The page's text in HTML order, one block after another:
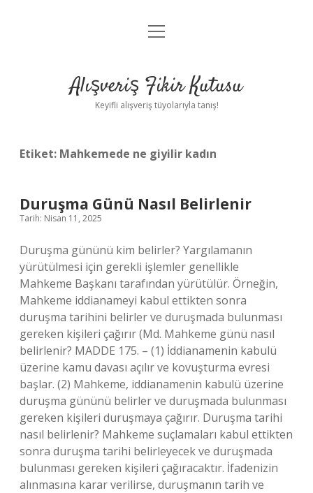
Anasayfa
Yasal Uyarı
menüyü
Alışveriş Fikir Kutusu
Keyifli alışveriş tüyolarıyla tanış!
Etiket: Mahkemede ne giyilir kadın
Duruşma Günü Nasıl Belirlenir
Tarih: Nisan 11, 2025
Duruşma gününü kim belirler? Yargılamanın
yürütülmesi için gerekli işlemler genellikle
Mahkeme Başkanı tarafından yürütülür. Örneğin,
Mahkeme iddianameyi kabul ettikten sonra
duruşma tarihini belirler ve duruşmada bulunması
gereken kişileri çağırır (Md. Mahkeme günü nasıl
belirlenir? MADDE 175. – (1) İddianamenin kabulü
üzerine kamu davası açılır ve kovuşturma evresi
başlar. (2) Mahkeme, iddianamenin kabulü üzerine
duruşma gününü belirler ve duruşmada bulunması
gereken kişileri duruşmaya çağırır. Duruşma tarihi
nasıl belirlenir? Mahkeme suçlamaları kabul ettikten
sonra duruşma tarihi belirleyecek ve duruşmada
bulunması gereken kişileri çağıracaktır. İfadenizin
alınmasına karar verilirse, duruşmanın tarih ve